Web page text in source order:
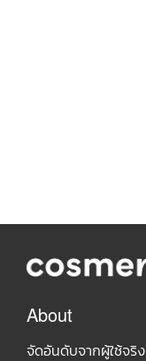
About
จัดอันดับจากผู้ใช้จริง